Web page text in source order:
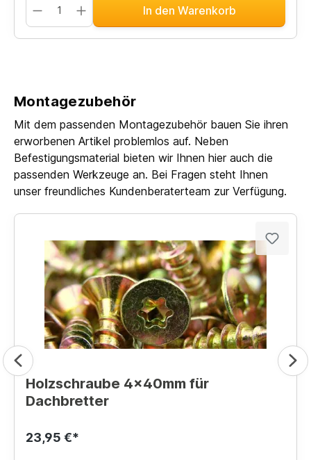
In den Warenkorb
Montagezubehör
Mit dem passenden Montagezubehör bauen Sie ihren
erworbenen Artikel problemlos auf. Neben
Befestigungsmaterial bieten wir Ihnen hier auch die
passenden Werkzeuge an. Bei Fragen steht Ihnen
unser freundliches Kundenberaterteam zur Verfügung.
Holzschraube 4x40mm für
Dachbretter
23,95 €*